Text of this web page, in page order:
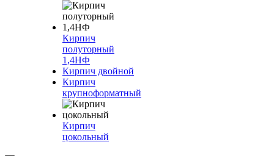
Кирпич
полуторный
1,4НФ
Кирпич двойной
Кирпич
крупноформатный
Кирпич
цокольный